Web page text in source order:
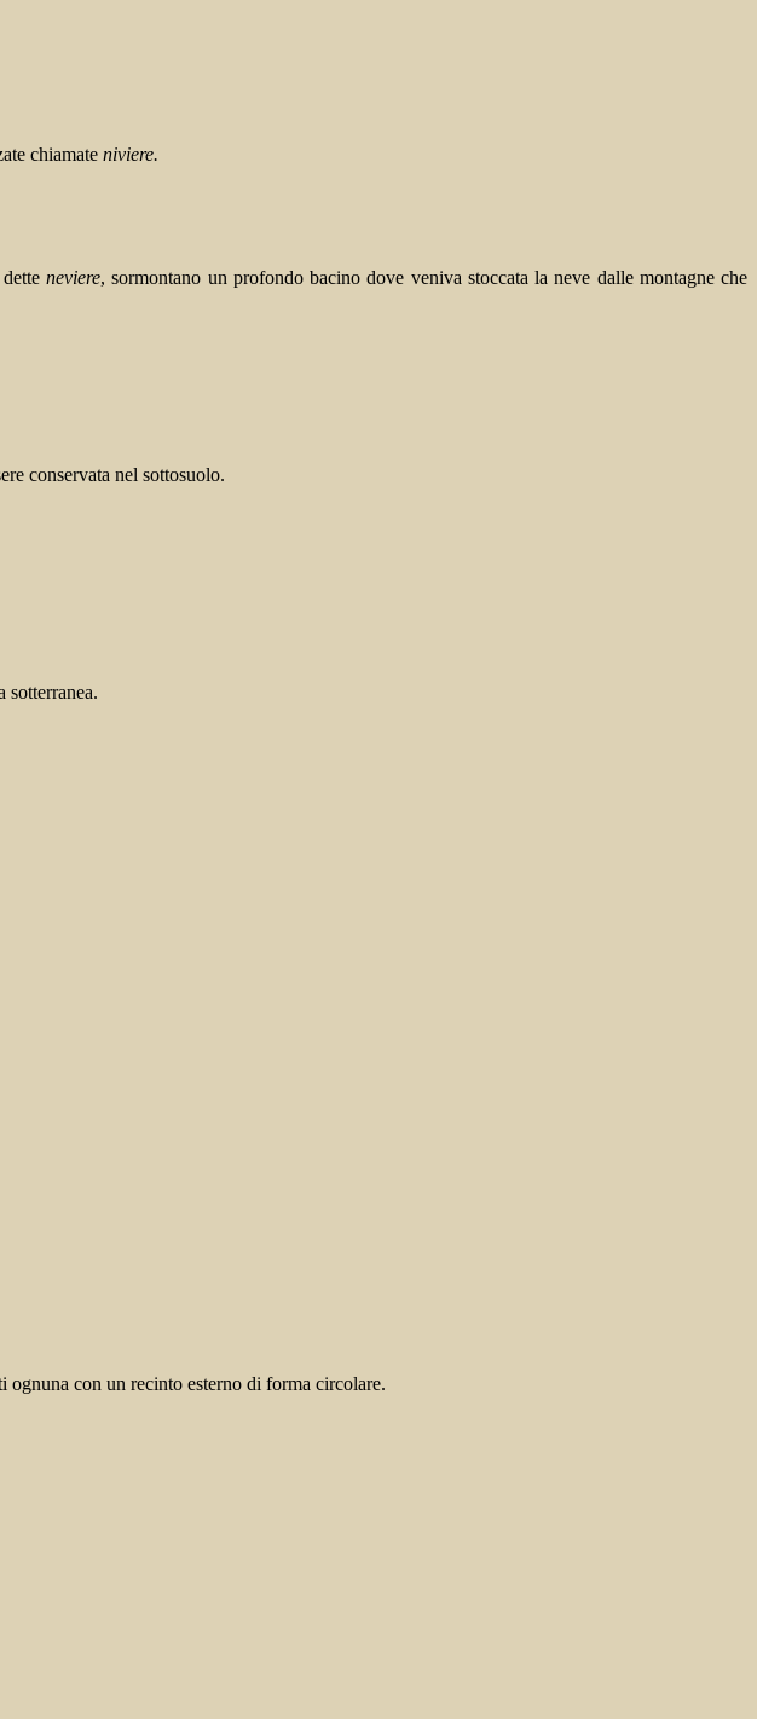
chiamate niviere.
detteneviere, sormontano un profondo bacino dove veniva stoccata la neve dalle montagne che
conservata nel sottosuolo.
sotterranea.
ognuna con un recinto esterno di forma circolare.